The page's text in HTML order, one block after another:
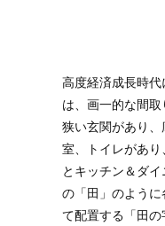
高度経済成長時
は、画一的な間
狭い玄関があり
室、トイレがあ
とキッチン＆ダ
の「田」のよう
て配置する「田の